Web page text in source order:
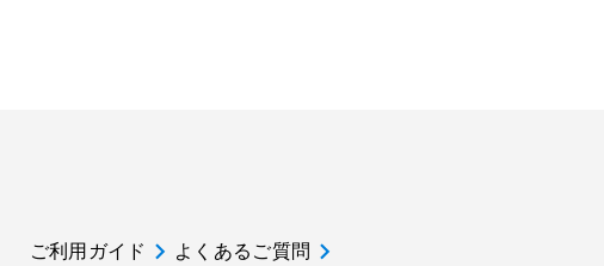
ご利用ガイド よくあるご質問